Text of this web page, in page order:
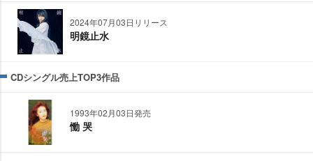
2024年07月03日リリース
明鏡止水
CDシングル売上TOP3作品
1993年02月03日発売
慟 哭